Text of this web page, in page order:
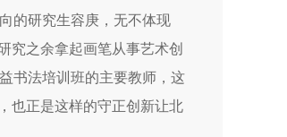
的研究生容庚，无不体现
究之余拿起画笔从事艺术创
书法培训班的主要教师，这
也正是这样的守正创新让北